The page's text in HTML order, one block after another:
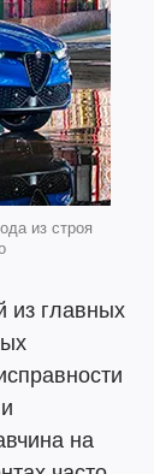
из строя
из главных
на